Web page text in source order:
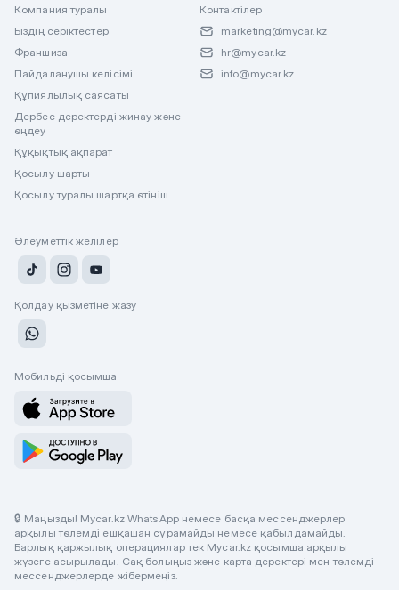
Компания туралы
Біздің серіктестер
Франшиза
Пайдаланушы келісімі
Құпиялылық саясаты
Дербес деректерді жинау және
өңдеу
Құқықтық ақпарат
Қосылу шарты
Қосылу туралы шартқа өтініш
Контактілер
marketing@mycar.kz
hr@mycar.kz
info@mycar.kz
Әлеуметтік желілер
Қолдау қызметіне жазу
Мобильді қосымша
🔒 Маңызды! Mycar.kz WhatsApp немесе басқа мессенджерлер
арқылы төлемді ешқашан сұрамайды немесе қабылдамайды.
Барлық қаржылық операциялар тек Mycar.kz қосымша арқылы
жүзеге асырылады. Сақ болыңыз және карта деректері мен төлемді
мессенджерлерде жібермеңіз.